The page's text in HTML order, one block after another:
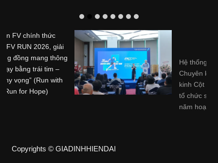
Hệ thống Phòng khám
Chuyên khoa Trị liệu Thần
kinh Cột sống Hoa Kỳ (ACC)
tổ chức sự kiện kỷ niệm 20
năm hoạt động tại Việt Nam
Hệ thống Phòng khám ...